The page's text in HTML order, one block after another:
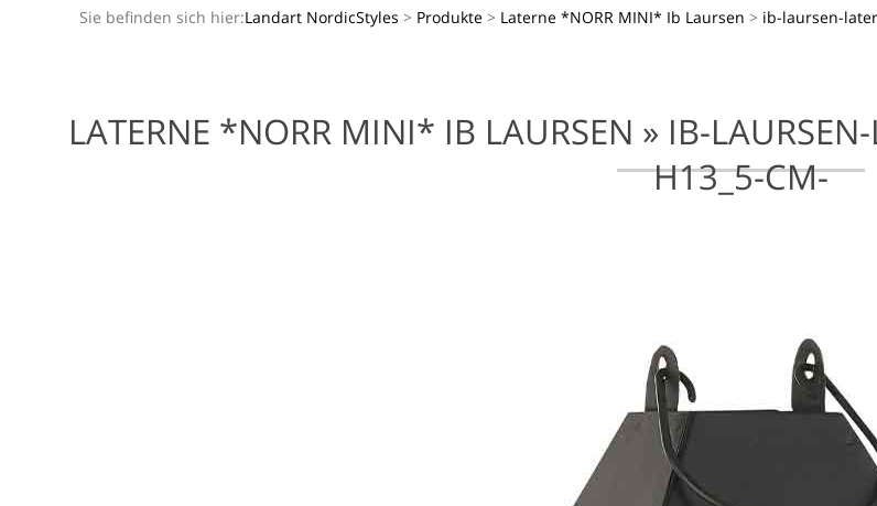
Sie befinden sich hier:Landart NordicStyles > Produkte > Laterne *NORR MINI* Ib Laursen > ib-laursen-
LATERNE *NORR MINI* IB LAURSEN » IB-
H13_5-CM-